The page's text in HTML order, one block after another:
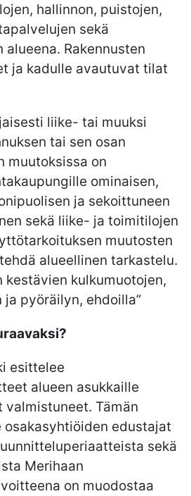
hallinnon, puistojen,
sekä
Rakennusten
ja kadulle avautuvat tilat
liike- tai muuksi
tai sen osan
muutoksissa on
ominaisen,
ja sekoittuneen
sekä liike- ja toimitilojen
muutosten
alueellinen tarkastelu.
kulkumuotojen,
pyöräilyn, ehdoilla”
esittelee
alueen asukkaille
valmistuneet. Tämän
osakasyhtiöiden edustajat
sekä
Merihaan
on muodostaa